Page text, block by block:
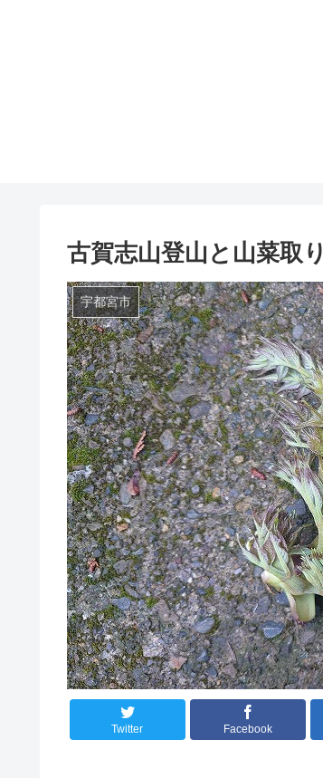
古賀志山登山と山菜取り
宇都宮市
Twitter Facebook